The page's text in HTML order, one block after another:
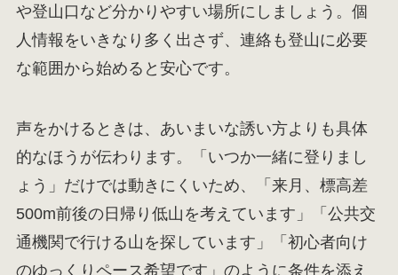
や登山口など分かりやすい場所にしましょう。個
人情報をいきなり多く出さず、連絡も登山に必要
な範囲から始めると安心です。
声をかけるときは、あいまいな誘い方よりも具体
的なほうが伝わります。「いつか一緒に登りまし
ょう」だけでは動きにくいため、「来月、標高差
500m前後の日帰り低山を考えています」「公共交
通機関で行ける山を探しています」「初心者向け
のゆっくりペース希望です」のように条件を添え